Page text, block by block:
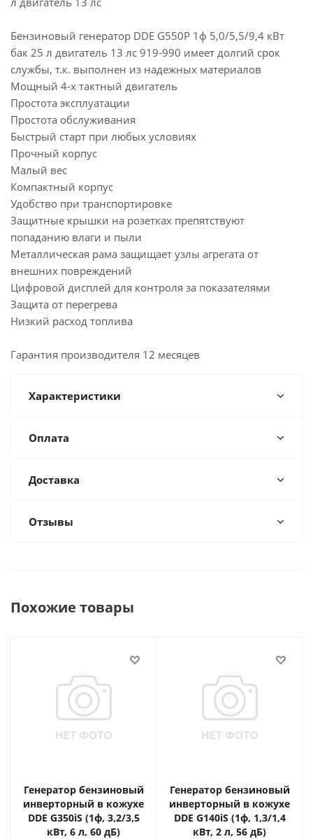
Бензиновый генератор DDE G550P 1ф 5,0/5,5/9,4 кВт
бак 25 л двигатель 13 лc 919-990 имеет долгий срок
службы, т.к. выполнен из надежных материалов
Мощный 4-х тактный двигатель
Простота эксплуатации
Простота обслуживания
Быстрый старт при любых условиях
Прочный корпус
Малый вес
Компактный корпус
Удобство при транспортировке
Защитные крышки на розетках препятствуют
попаданию влаги и пыли
Металлическая рама защищает узлы агрегата от
внешних повреждений
Цифровой дисплей для контроля за показателями
Защита от перегрева
Низкий расход топлива
Гарантия производителя 12 месяцев
Характеристики
Оплата
Доставка
Отзывы
Похожие товары
Генератор бензиновый
инверторный в кожухе
DDE G350iS (1ф, 3,2/3,5
кВт, 6 л, 60 дБ)
Генератор бензиновый
инверторный в кожухе
DDE G140iS (1ф, 1,3/1,4
кВт, 2 л, 56 дБ)